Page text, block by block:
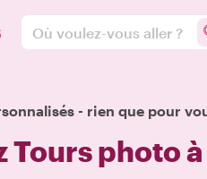
Où voulez-vous aller ?
- rien que pour
Tours photo à